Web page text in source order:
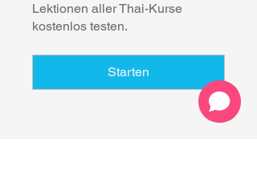
Lektionen aller Thai-Kurse
kostenlos testen.
Starten